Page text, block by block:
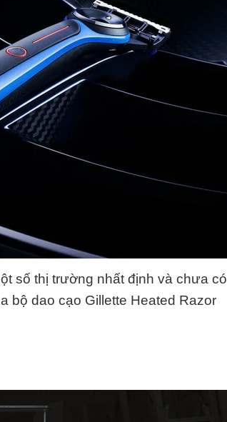
số thị trường nhất định và chưa có
bộ dao cạo Gillette Heated Razor